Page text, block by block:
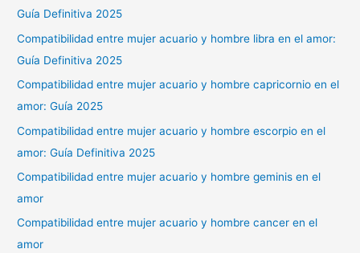
Guía Definitiva 2025
Compatibilidad entre mujer acuario y hombre libra en el amor:
Guía Definitiva 2025
Compatibilidad entre mujer acuario y hombre capricornio en el
amor: Guía 2025
Compatibilidad entre mujer acuario y hombre escorpio en el
amor: Guía Definitiva 2025
Compatibilidad entre mujer acuario y hombre geminis en el
amor
Compatibilidad entre mujer acuario y hombre cancer en el
amor